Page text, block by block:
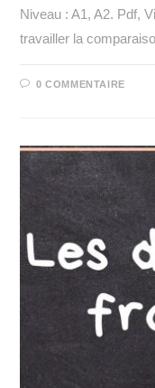
Niveau : A1, A2. Pdf,
travailler la
0 COMMENTAIRE